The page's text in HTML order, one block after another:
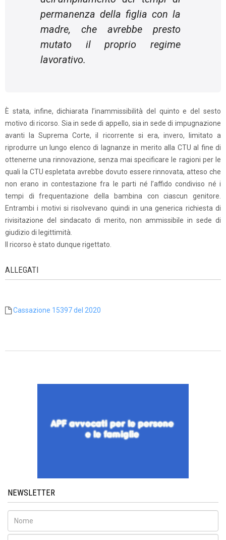
permanenza della figlia con la
madre, che avrebbe presto
mutato il proprio regime
lavorativo.
È stata, infine, dichiarata l’inammissibilità del quinto e del sesto
motivo di ricorso. Sia in sede di appello, sia in sede di impugnazione
avanti la Suprema Corte, il ricorrente si era, invero, limitato a
riprodurre un lungo elenco di lagnanze in merito alla CTU al fine di
ottenerne una rinnovazione, senza mai specificare le ragioni per le
quali la CTU espletata avrebbe dovuto essere rinnovata, atteso che
non erano in contestazione fra le parti né l’affido condiviso né i
tempi di frequentazione della bambina con ciascun genitore.
Entrambi i motivi si risolvevano quindi in una generica richiesta di
rivisitazione del sindacato di merito, non ammissibile in sede di
giudizio di legittimità.
Il ricorso è stato dunque rigettato.
ALLEGATI
Cassazione 15397 del 2020
NEWSLETTER